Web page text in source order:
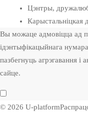
Цэнтры,
Карыстальніцкая
Вы можаце адмовіцца ад
ідэнтыфікацыйнага
пазбегнуць агрэгавання і
сайце.
© 2026 U-platform